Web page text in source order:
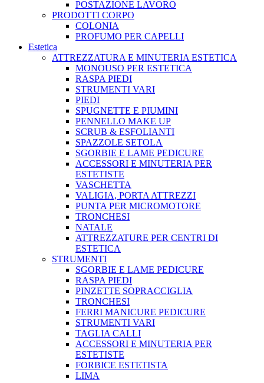
POSTAZIONE LAVORO
PRODOTTI CORPO
COLONIA
PROFUMO PER CAPELLI
Estetica
ATTREZZATURA E MINUTERIA ESTETICA
MONOUSO PER ESTETICA
RASPA PIEDI
STRUMENTI VARI
PIEDI
SPUGNETTE E PIUMINI
PENNELLO MAKE UP
SCRUB & ESFOLIANTI
SPAZZOLE SETOLA
SGORBIE E LAME PEDICURE
ACCESSORI E MINUTERIA PER
ESTETISTE
VASCHETTA
VALIGIA, PORTA ATTREZZI
PUNTA PER MICROMOTORE
TRONCHESI
NATALE
ATTREZZATURE PER CENTRI DI
ESTETICA
STRUMENTI
SGORBIE E LAME PEDICURE
RASPA PIEDI
PINZETTE SOPRACCIGLIA
TRONCHESI
FERRI MANICURE PEDICURE
STRUMENTI VARI
TAGLIA CALLI
ACCESSORI E MINUTERIA PER
ESTETISTE
FORBICE ESTETISTA
LIMA